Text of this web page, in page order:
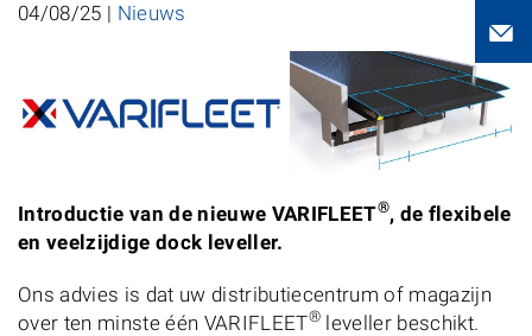
04/08/25 | Nieuws
Introductie van de nieuwe VARIFLEET®, de flexibele
en veelzijdige dock leveller.
Ons advies is dat uw distributiecentrum of magazijn
over ten minste één VARIFLEET®leveller beschikt.